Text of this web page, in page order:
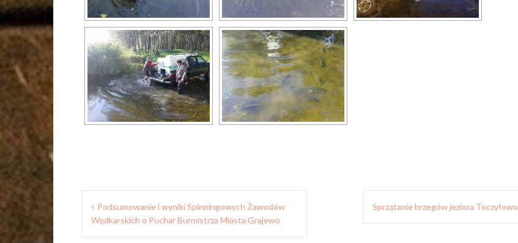
Nawigacja
wpisu
Podsumowanie i wyniki Spinningowych Zawodów
Wędkarskich o Puchar Burmistrza Miasta Grajewo
Sprzątanie brzegów jeziora Toczyłowo